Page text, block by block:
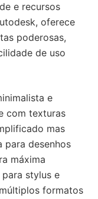
e recursos
oferece
poderosas,
de uso
e
com texturas
mas
para desenhos
máxima
stylus e
formatos